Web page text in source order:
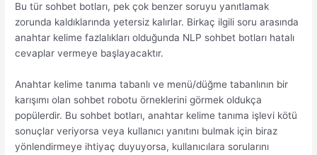
Bu tür sohbet botları, pek çok benzer soruyu yanıtlamak
zorunda kaldıklarında yetersiz kalırlar. Birkaç ilgili soru arasında
anahtar kelime fazlalıkları olduğunda NLP sohbet botları hatalı
cevaplar vermeye başlayacaktır.
Anahtar kelime tanıma tabanlı ve menü/düğme tabanlının bir
karışımı olan sohbet robotu örneklerini görmek oldukça
popülerdir. Bu sohbet botları, anahtar kelime tanıma işlevi kötü
sonuçlar veriyorsa veya kullanıcı yanıtını bulmak için biraz
yönlendirmeye ihtiyaç duyuyorsa, kullanıcılara sorularını